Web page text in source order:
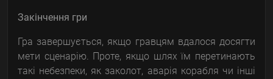
Закінчення гри
Гра завершується, якщо гравцям вдалося досягти
мети сценарію. Проте, якщо шлях їм перетинають
такі небезпеки, як заколот, аварія корабля чи інші